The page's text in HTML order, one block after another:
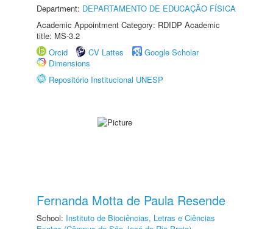
Department: DEPARTAMENTO DE EDUCAÇÃO FÍSICA
Academic Appointment Category: RDIDP Academic
title: MS-3.2
Orcid
CV Lattes
Google Scholar
Dimensions
Repositório Institucional UNESP
Fernanda Motta de Paula Resende
School: Instituto de Biociências, Letras e Ciências